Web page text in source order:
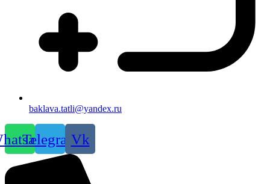
baklava.tatli@yandex.ru
TelegramVk